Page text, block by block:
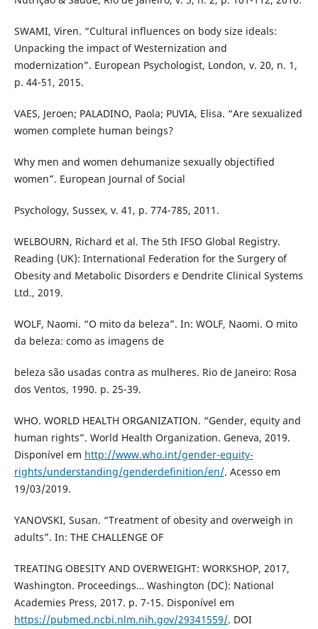
SWAMI, Viren. “Cultural influences on body size ideals:
Unpacking the impact of Westernization and
modernization”. European Psychologist, London, v. 20, n. 1,
p. 44-51, 2015.
VAES, Jeroen; PALADINO, Paola; PUVIA, Elisa. “Are sexualized
women complete human beings?
Why men and women dehumanize sexually objectified
women”. European Journal of Social
Psychology, Sussex, v. 41, p. 774-785, 2011.
WELBOURN, Richard et al. The 5th IFSO Global Registry.
Reading (UK): International Federation for the Surgery of
Obesity and Metabolic Disorders e Dendrite Clinical Systems
Ltd., 2019.
WOLF, Naomi. “O mito da beleza”. In: WOLF, Naomi. O mito
da beleza: como as imagens de
beleza são usadas contra as mulheres. Rio de Janeiro: Rosa
dos Ventos, 1990. p. 25-39.
WHO. WORLD HEALTH ORGANIZATION. “Gender, equity and
human rights”. World Health Organization. Geneva, 2019.
Disponível em http://www.who.int/gender-equity-
rights/understanding/genderdefinition/en/. Acesso em
19/03/2019.
YANOVSKI, Susan. “Treatment of obesity and overweigh in
adults”. In: THE CHALLENGE OF
TREATING OBESITY AND OVERWEIGHT: WORKSHOP, 2017,
Washington. Proceedings… Washington (DC): National
Academies Press, 2017. p. 7-15. Disponível em
https://pubmed.ncbi.nlm.nih.gov/29341559/. DOI